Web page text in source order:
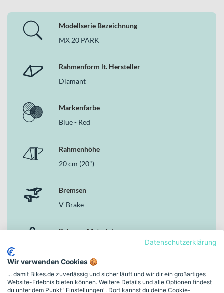
Modellserie Bezeichnung
MX 20 PARK
Rahmenform lt. Hersteller
Diamant
Markenfarbe
Blue - Red
Rahmenhöhe
20 cm (20")
Bremsen
V-Brake
Rahmen-Material
Mehr anzeigen
Datenschutzerklärung
Wir verwenden Cookies 🍪
... damit Bikes.de zuverlässig und sicher läuft und wir dir ein großartiges
Website-Erlebnis bieten können. Weitere Details und alle Optionen findest
du unter dem Punkt "Einstellungen". Dort kannst du deine Cookie-